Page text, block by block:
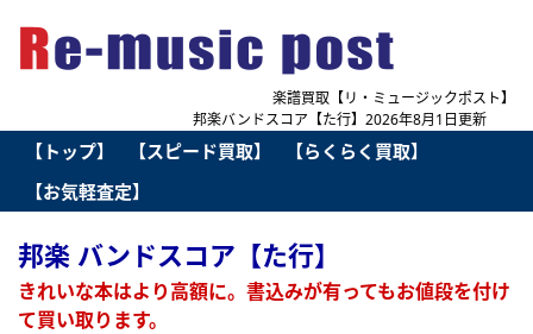
楽譜買取【リ・ミュージックポスト】
邦楽バンドスコア【た行】2026年8月1日更新
【トップ】 【スピード買取】
【らくらく買取】
【お気軽査定】
邦楽 バンドスコア【た行】
きれいな本はより高額に。書込みが有ってもお値段を付け
て買い取ります。